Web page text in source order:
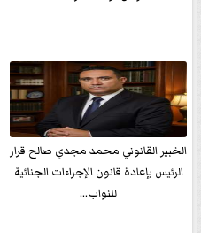
الخبير القانوني محمد مجدي صالح قرار
الرئيس بإعادة قانون الإجراءات الجنائية
للنواب...